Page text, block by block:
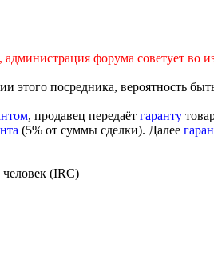
форума советует во
этого посредника, вероятность
, продавец передаёт гаранту
(5% от суммы сделки). Далее
(IRC)